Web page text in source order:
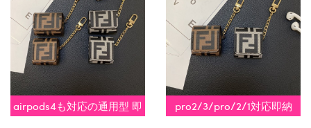
airpods4も対応の通用型 即
pro2/3/pro/2/1対応即納